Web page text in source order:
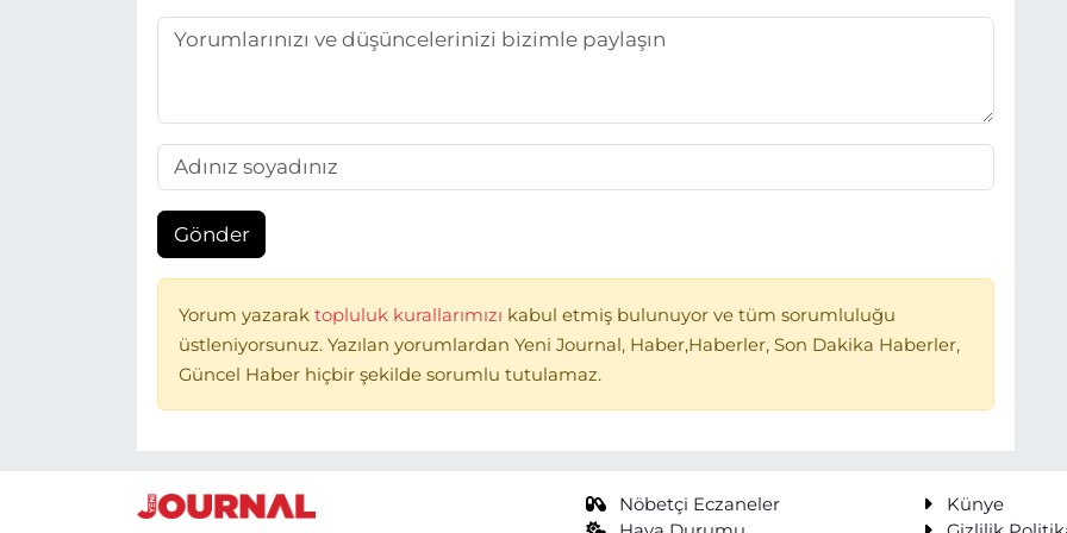
Gönder
Yorum yazarak topluluk kurallarımızı kabul etmiş bulunuyor ve tüm sorumluluğu
üstleniyorsunuz. Yazılan yorumlardan Yeni Journal, Haber,Haberler, Son Dakika Haberler,
Güncel Haber hiçbir şekilde sorumlu tutulamaz.
Nöbetçi Eczaneler
Künye